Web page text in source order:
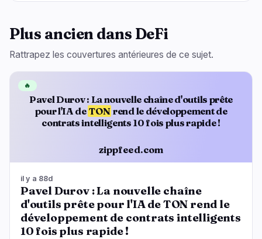
Plus ancien dans DeFi
Rattrapez les couvertures antérieures de ce sujet.
Pavel Durov : La nouvelle chaîne d'outils prête
pour l'IA de TON rend le développement de
contrats intelligents 10 fois plus rapide !
zippfeed.com
🔥
il y a 88d
Pavel Durov : La nouvelle chaîne
d'outils prête pour l'IA de TON rend le
développement de contrats intelligents
10 fois plus rapide !